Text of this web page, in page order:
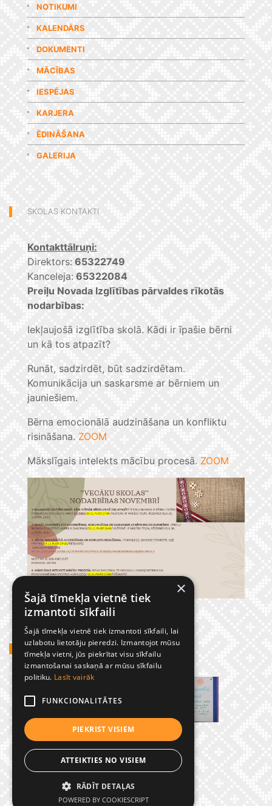
NOTIKUMI
KALENDĀRS
DOKUMENTI
MĀCĪBAS
IESPĒJAS
KARJERA
ĒDINĀŠANA
GALERIJA
SKOLAS KONTAKTI
Kontakttālruņi:
Direktors: 65322749
Kanceleja: 65322084
Preiļu Novada Izglītības pārvaldes rīkotās
nodarbības:
Iekļaujošā izglītība skolā. Kādi ir īpašie bērni
un kā tos atpazīt?
Runāt, sadzirdēt, būt sadzirdētam.
Komunikācija un saskarsme ar bērniem un
jauniešiem.
Bērna emocionālā audzināšana un konfliktu
risināšana. ZOOM
Mākslīgais intelekts mācību procesā. ZOOM
GADĪJUMBILDES
© Preiļu 1. pamatskola
×
Šajā tīmekļa vietnē tiek
izmantoti sīkfaili
Šajā tīmekļa vietnē tiek izmantoti sīkfaili, lai
uzlabotu lietotāju pieredzi. Izmantojot mūsu
tīmekļa vietni, jūs piekrītat visu sīkfailu
izmantošanai saskaņā ar mūsu sīkfailu
politiku. Lasīt vairāk
FUNKCIONALITĀTES
PIEKRIST VISIEM
ATTEIKTIES NO VISIEM
RĀDĪT DETAĻAS
POWERED BY COOKIESCRIPT